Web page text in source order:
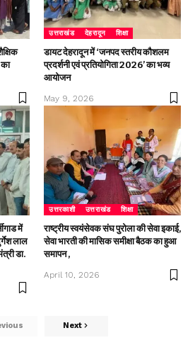
का
उत्तराखंड देहरादून शिक्षा
डायट देहरादून में ‘जनपद स्तरीय कौशलम
प्रदर्शनी एवं प्रतियोगिता 2026’ का भव्य
आयोजन
May 9, 2026
में
लाल
डा.
उत्तरकाशी उत्तराखंड शिक्षा
राष्ट्रीय स्वयंसेवक संघ पुरोला की सेवा इकाई,
सेवा भारती की मासिक समीक्षा बैठक का हुआ
समापन ,
April 10, 2026
Next